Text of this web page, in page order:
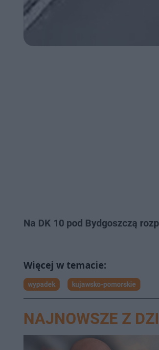
Na DK 10 pod Bydgoszczą
wypadek kujawsko-pomorskie
NAJNOWSZE Z